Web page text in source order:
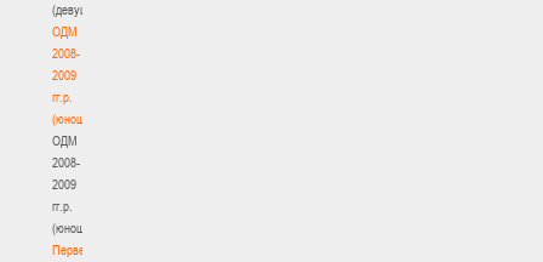
(девушки)
ОДМ
2008-
2009
гг.р.
(юноши)
ОДМ
2008-
2009
гг.р.
(юноши)
Первенство